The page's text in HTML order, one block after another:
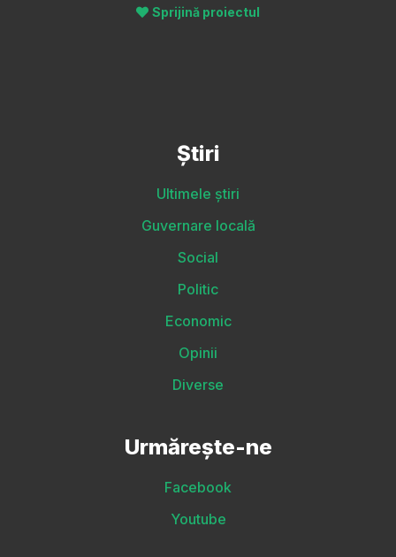
Sprijină proiectul
Știri
Ultimele știri
Guvernare locală
Social
Politic
Economic
Opinii
Diverse
Urmărește-ne
Facebook
Youtube